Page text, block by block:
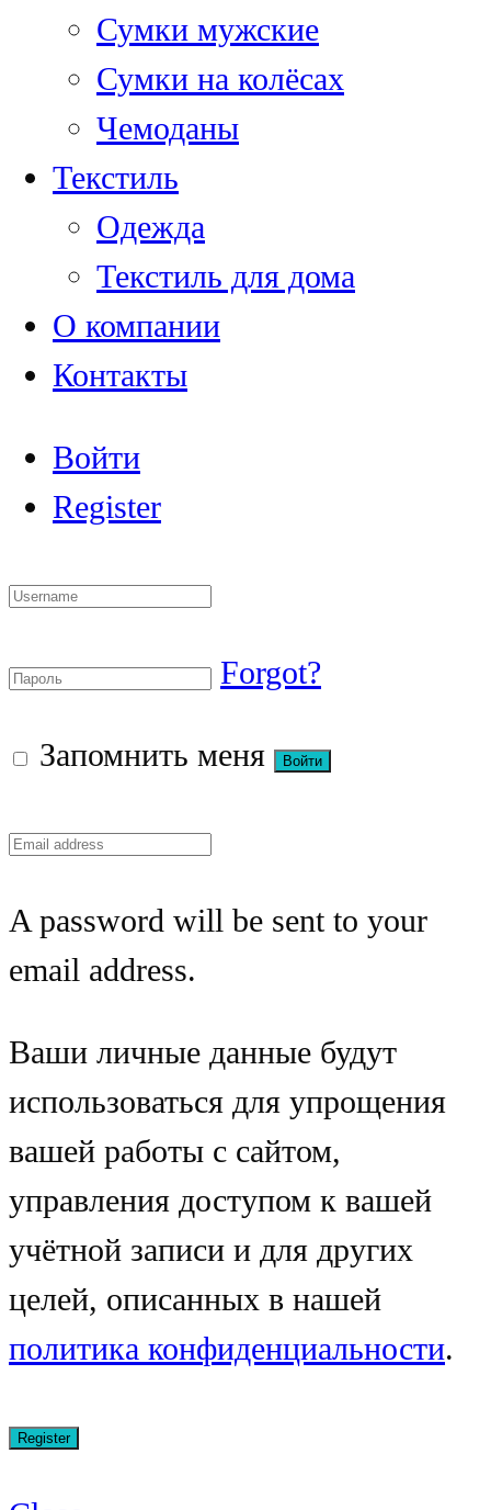
Сумки мужские
Сумки на колёсах
Чемоданы
Текстиль
Одежда
Текстиль для дома
О компании
Контакты
Войти
Register
Forgot?
Запомнить меня
A password will be sent to your
email address.
Ваши личные данные будут
использоваться для упрощения
вашей работы с сайтом,
управления доступом к вашей
учётной записи и для других
целей, описанных в нашей
политика конфиденциальности.